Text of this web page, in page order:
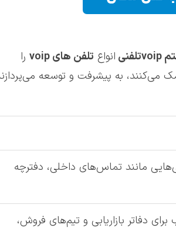
تلفنی انواع تلفن های
را
به پیشرفت و توسعه
مانند تماس‌های داخلی، دفترچه
دفاتر بازاریابی و تیم‌های فروش،